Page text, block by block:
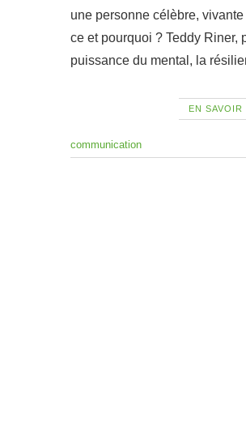
une personne célèbre,
ce et pourquoi ? Teddy Riner,
puissance du mental, la
EN SAVOIR
communication